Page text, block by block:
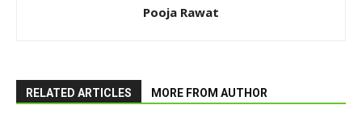
Pooja Rawat
RELATED ARTICLES MORE FROM AUTHOR